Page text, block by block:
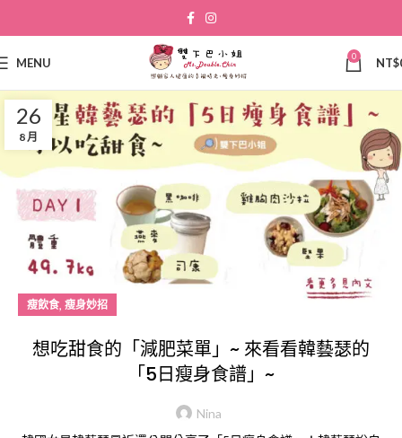
MENU 0 NT$
26
8 月
瘦飲食, 瘦身妙招
想吃甜食的「減肥菜單」~ 來看看韓藝瑟的
「5日瘦身食譜」~
Nina